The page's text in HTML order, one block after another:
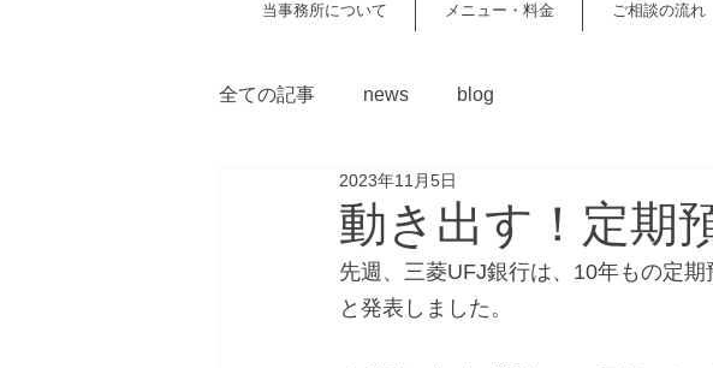
当事務所について メニュー・料金 ご相談の流れ
全ての記事 news blog
動き出す！定期
2023年11月5日
先週、三菱UFJ銀行は、10年もの定
と発表しました。